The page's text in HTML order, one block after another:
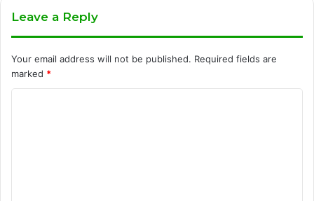
Leave a Reply
Your email address will not be published. Required fields are
marked *